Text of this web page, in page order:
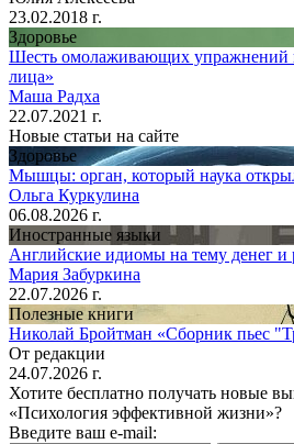
23.02.2018 г.
Здоровье
Шесть омолаживающих упражнений
лица»
Маша Радха
22.07.2021 г.
Новые статьи на сайте
Здоровье
Мышцы: орган, который наука
Ольга Куркулина
06.08.2026 г.
Иностранные языки
Английские идиомы на тему денег и
Мария Забуркина
22.07.2026 г.
Полезные книги
Николай Бройтман «Сборник пьес
От редакции
24.07.2026 г.
Хотите бесплатно получать новые
«Психология эффективной жизни»?
Введите ваш e-mail: